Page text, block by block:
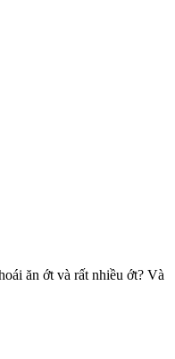
ăn ớt và rất nhiều ớt? Và